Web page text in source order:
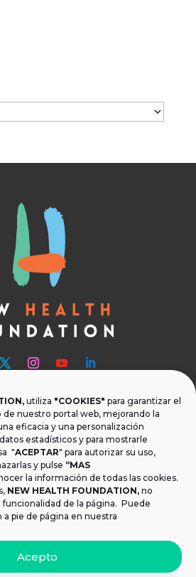
utiliza "COOKIES" para garantizar el
nuestro portal web, mejorando la
eficacia y una personalización
estadísticos y para mostrarle
"ACEPTAR" para autorizar su uso,
y pulse “MAS
la información de todas las cookies.
NEW HEALTH FOUNDATION, no
de la página. Puede
pie de página en nuestra
Acepto
597
35 Local 2. 41001, Sevilla.